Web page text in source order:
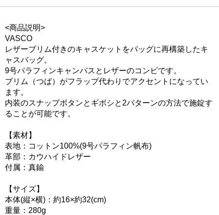
<商品説明>
VASCO
レザーブリム付きのキャスケットをバッグに再構築したキ
ャスバッグ。
9号パラフィンキャンバスとレザーのコンビです。
ブリム（つば）がフラップ代わりでアクセントになってい
ます。
内装のスナップボタンとギボシと2パターンの方法で施錠す
ることが可能です。
【素材】
表地：コットン100%(9号パラフィン帆布)
革部：カウハイドレザー
付属：真鍮
【サイズ】
本体(縦×横)：約16×約32(cm)
重量：280g